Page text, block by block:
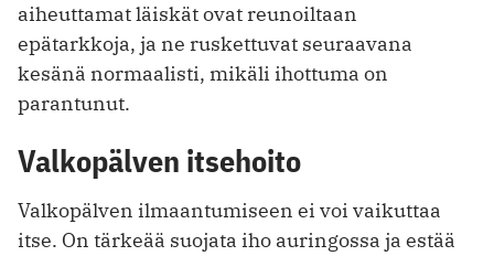
aiheuttamat läiskät ovat reunoiltaan
epätarkkoja, ja ne ruskettuvat seuraavana
kesänä normaalisti, mikäli ihottuma on
parantunut.
Valkopälven itsehoito
Valkopälven ilmaantumiseen ei voi vaikuttaa
itse. On tärkeää suojata iho auringossa ja estää